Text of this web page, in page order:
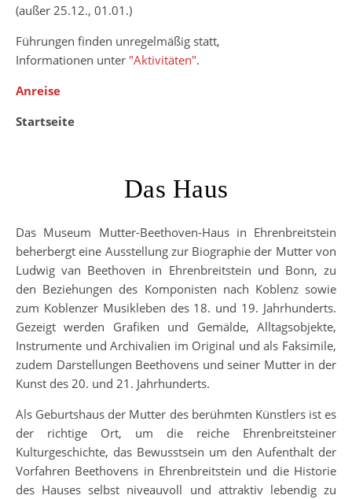
(außer 25.12., 01.01.)
Führungen finden unregelmäßig statt,
Informationen unter "Aktivitäten".
Anreise
Startseite
Das Haus
Das Museum Mutter-Beethoven-Haus in Ehrenbreitstein
beherbergt eine Ausstellung zur Biographie der Mutter von
Ludwig van Beethoven in Ehrenbreitstein und Bonn, zu
den Beziehungen des Komponisten nach Koblenz sowie
zum Koblenzer Musikleben des 18. und 19. Jahrhunderts.
Gezeigt werden Grafiken und Gemälde, Alltagsobjekte,
Instrumente und Archivalien im Original und als Faksimile,
zudem Darstellungen Beethovens und seiner Mutter in der
Kunst des 20. und 21. Jahrhunderts.
Als Geburtshaus der Mutter des berühmten Künstlers ist es
der richtige Ort, um die reiche Ehrenbreitsteiner
Kulturgeschichte, das Bewusstsein um den Aufenthalt der
Vorfahren Beethovens in Ehrenbreitstein und die Historie
des Hauses selbst niveauvoll und attraktiv lebendig zu